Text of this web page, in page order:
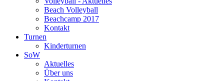
Beach Volleyball
Beachcamp 2017
Kontakt
Turnen
Kinderturnen
SoW
Aktuelles
Über uns